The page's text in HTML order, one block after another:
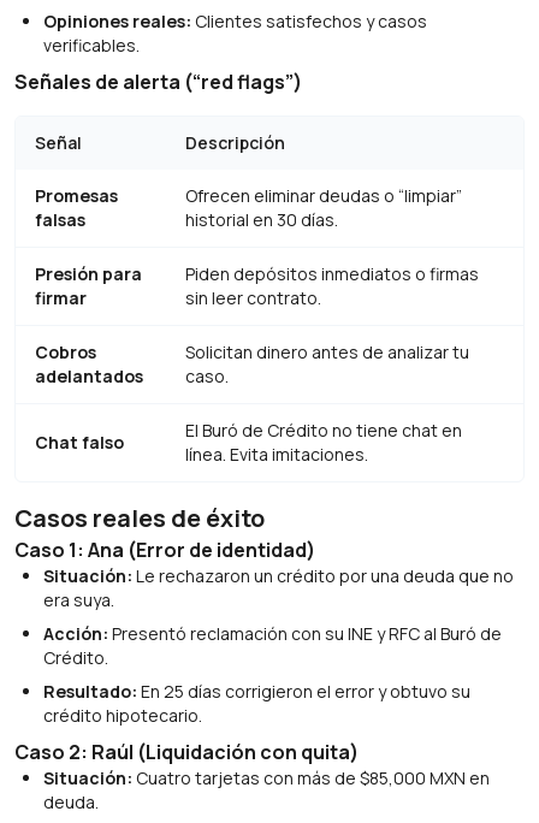
Opiniones reales: Clientes satisfechos y casos
verificables.
Señales de alerta (“red flags”)
Señal Descripción
Promesas
falsas
Ofrecen eliminar deudas o “limpiar”
historial en 30 días.
Presión para
firmar
Piden depósitos inmediatos o firmas
sin leer contrato.
Cobros
adelantados
Solicitan dinero antes de analizar tu
caso.
Chat falso
El Buró de Crédito no tiene chat en
línea. Evita imitaciones.
Casos reales de éxito
Caso 1: Ana (Error de identidad)
Situación: Le rechazaron un crédito por una deuda que no
era suya.
Acción: Presentó reclamación con su INE y RFC al Buró de
Crédito.
Resultado: En 25 días corrigieron el error y obtuvo su
crédito hipotecario.
Caso 2: Raúl (Liquidación con quita)
Situación: Cuatro tarjetas con más de $85,000 MXN en
deuda.